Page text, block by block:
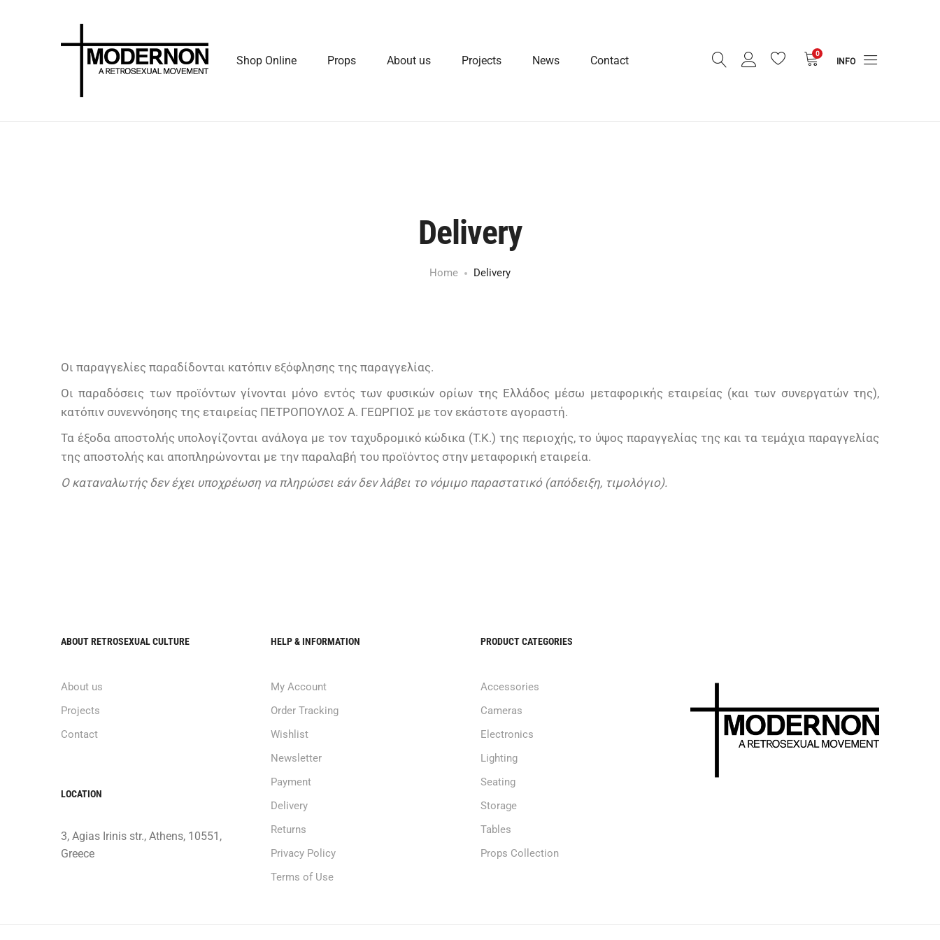
Shop Online Props About us Projects News Contact 0
INFO
Delivery
Home Delivery
Οι παραγγελίες παραδίδονται κατόπιν εξόφλησης της παραγγελίας.
Οι παραδόσεις των προϊόντων γίνονται μόνο εντός των φυσικών ορίων της Ελλάδος μέσω μεταφορικής εταιρείας (και των συνεργατών της),
κατόπιν συνεννόησης της εταιρείας ΠΕΤΡΟΠΟΥΛΟΣ Α. ΓΕΩΡΓΙΟΣ με τον εκάστοτε αγοραστή.
Τα έξοδα αποστολής υπολογίζονται ανάλογα με τον ταχυδρομικό κώδικα (Τ.Κ.) της περιοχής, το ύψος παραγγελίας της και τα τεμάχια παραγγελίας
της αποστολής και αποπληρώνονται με την παραλαβή του προϊόντος στην μεταφορική εταιρεία.
Ο καταναλωτής δεν έχει υποχρέωση να πληρώσει εάν δεν λάβει το νόμιμο παραστατικό (απόδειξη, τιμολόγιο).
ABOUT RETROSEXUAL CULTURE
About us
Projects
Contact
LOCATION
3, Agias Irinis str., Athens, 10551,
Greece
HELP & INFORMATION
My Account
Order Tracking
Wishlist
Newsletter
Payment
Delivery
Returns
Privacy Policy
Terms of Use
PRODUCT CATEGORIES
Accessories
Cameras
Electronics
Lighting
Seating
Storage
Tables
Props Collection